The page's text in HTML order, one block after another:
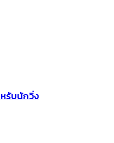
รับนักวิ่ง